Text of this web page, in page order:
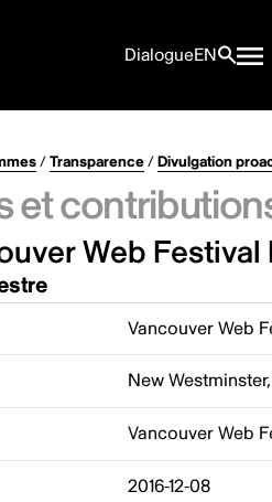
DialogueEN
/Transparence/Divulgation
et
Web
Vancouver Web
New
Vancouver Web
2016-12-08